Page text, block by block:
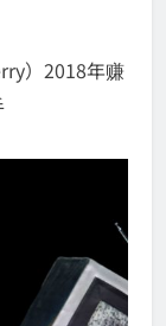
）2018年赚